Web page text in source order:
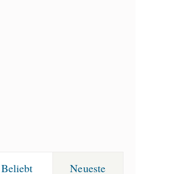
Beliebt Neueste